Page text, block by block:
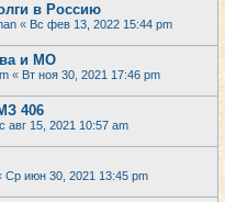
в Россию
« Вс фев 13, 2022 15:44 pm
и МО
« Вт ноя 30, 2021 17:46 pm
406
авг 15, 2021 10:57 am
Ср июн 30, 2021 13:45 pm